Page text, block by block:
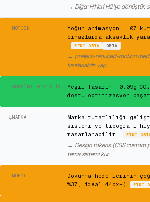
→ Diğer H1'leri H2'ye dönüştür,
MOTION
Yoğun animasyon: 107
cihazlarda aksaklık
ETKIORTA ORTA
→ prefers-reduced-motion
kısıtlanabilir yap.
SÜRDÜRÜLEBILIRLIK
Yeşil Tasarım: 0.09g
dostu optimizasyon
↳MARKA
Marka tutarlılığı
sistemi ve tipografi
tasarlanabilir.
ETKI
→ Design tokens (CSS custom
tema sistemi kur.
MOBIL
Dokunma hedeflerinin
%37, ideal 44px+)
ETKI